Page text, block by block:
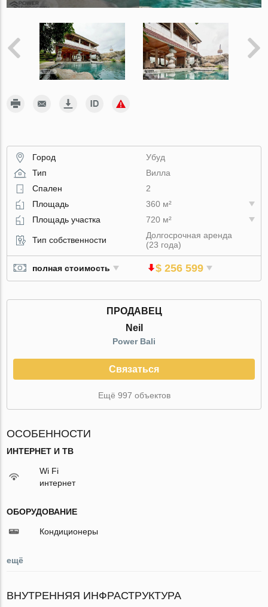
Город
Убуд
Тип
Вилла
Спален
2
Площадь
360 м²
Площадь участка
720 м²
Тип собственности
Долгосрочная аренда
(23 года)
полная стоимость $ 256 599
ПРОДАВЕЦ
Neil
Power Bali
Связаться
Ещё 997 объектов
ОСОБЕННОСТИ
ИНТЕРНЕТ И ТВ
Wi Fi
интернет
ОБОРУДОВАНИЕ
Кондиционеры
ещё
ВНУТРЕННЯЯ ИНФРАСТРУКТУРА